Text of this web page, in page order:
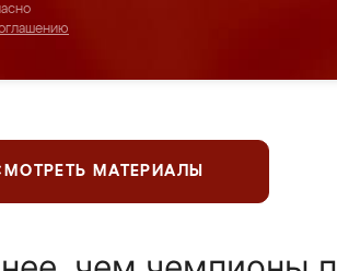
МАТЕРИАЛЫ